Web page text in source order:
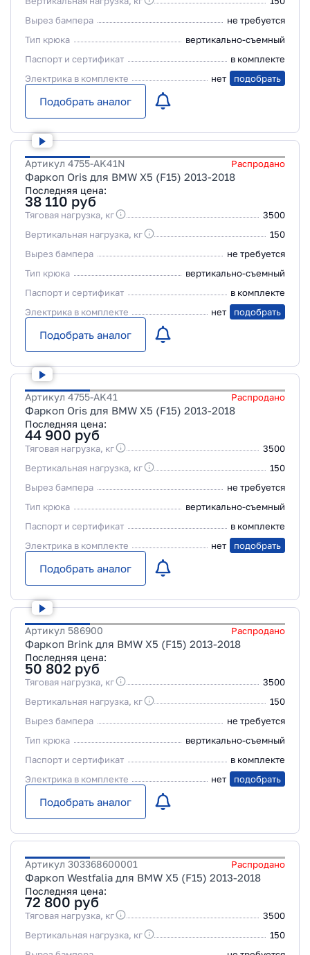
Вырез бампера
не требуется
Тип крюка
вертикально-съемный
Паспорт и сертификат
в комплекте
Электрика в комплекте
нет подобрать
Подобрать аналог
Артикул 4755-AK41N Распродано
Фаркоп Oris для BMW X5 (F15) 2013-2018
Последняя цена:
38 110 руб
Тяговая нагрузка, кг
3500
Вертикальная нагрузка, кг
150
Вырез бампера
не требуется
Тип крюка
вертикально-съемный
Паспорт и сертификат
в комплекте
Электрика в комплекте
нет подобрать
Подобрать аналог
Артикул 4755-AK41 Распродано
Фаркоп Oris для BMW X5 (F15) 2013-2018
Последняя цена:
44 900 руб
Тяговая нагрузка, кг
3500
Вертикальная нагрузка, кг
150
Вырез бампера
не требуется
Тип крюка
вертикально-съемный
Паспорт и сертификат
в комплекте
Электрика в комплекте
нет подобрать
Подобрать аналог
Артикул 586900 Распродано
Фаркоп Brink для BMW X5 (F15) 2013-2018
Последняя цена:
50 802 руб
Тяговая нагрузка, кг
3500
Вертикальная нагрузка, кг
150
Вырез бампера
не требуется
Тип крюка
вертикально-съемный
Паспорт и сертификат
в комплекте
Электрика в комплекте
нет подобрать
Подобрать аналог
Артикул 303368600001 Распродано
Фаркоп Westfalia для BMW X5 (F15) 2013-2018
Последняя цена:
72 800 руб
Тяговая нагрузка, кг
3500
Вертикальная нагрузка, кг
150